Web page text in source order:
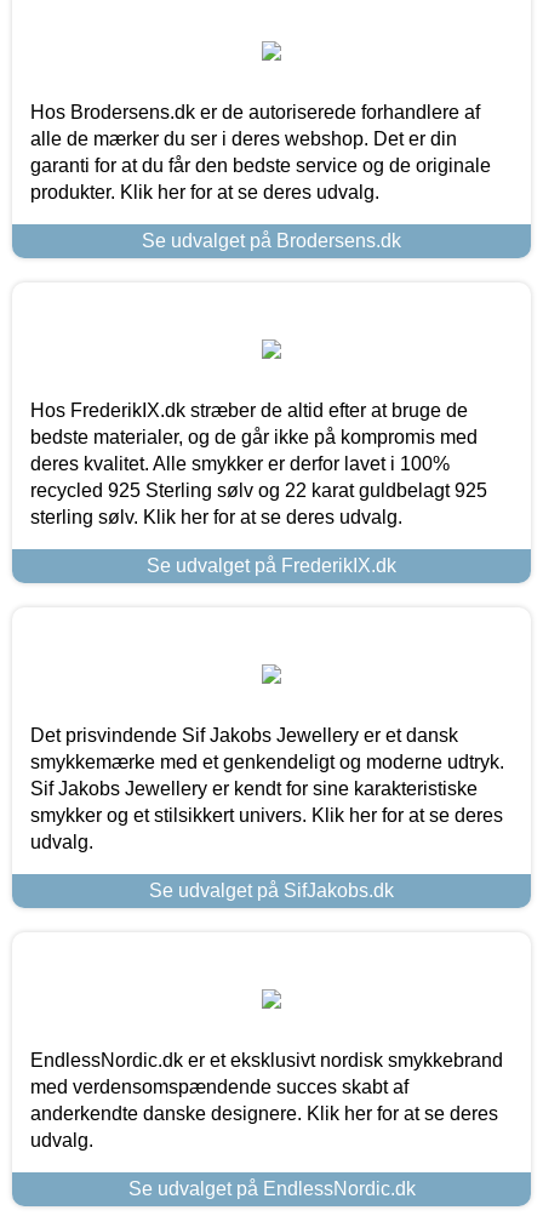
Hos Brodersens.dk er de autoriserede forhandlere af
alle de mærker du ser i deres webshop. Det er din
garanti for at du får den bedste service og de originale
produkter. Klik her for at se deres udvalg.
Se udvalget på Brodersens.dk
Hos FrederikIX.dk stræber de altid efter at bruge de
bedste materialer, og de går ikke på kompromis med
deres kvalitet. Alle smykker er derfor lavet i 100%
recycled 925 Sterling sølv og 22 karat guldbelagt 925
sterling sølv. Klik her for at se deres udvalg.
Se udvalget på FrederikIX.dk
Det prisvindende Sif Jakobs Jewellery er et dansk
smykkemærke med et genkendeligt og moderne udtryk.
Sif Jakobs Jewellery er kendt for sine karakteristiske
smykker og et stilsikkert univers. Klik her for at se deres
udvalg.
Se udvalget på SifJakobs.dk
EndlessNordic.dk er et eksklusivt nordisk smykkebrand
med verdensomspændende succes skabt af
anderkendte danske designere. Klik her for at se deres
udvalg.
Se udvalget på EndlessNordic.dk